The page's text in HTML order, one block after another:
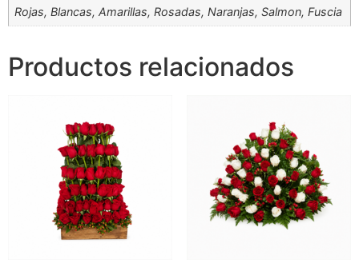
Rojas, Blancas, Amarillas, Rosadas, Naranjas, Salmon, Fuscia
Productos relacionados